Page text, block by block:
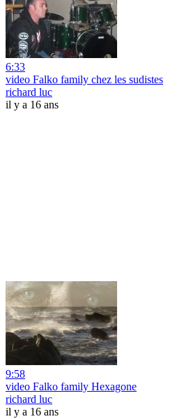
6:33
video Falko family chez les sudistes
richard luc
il y a 16 ans
9:58
video Falko family Hexagone
richard luc
il y a 16 ans